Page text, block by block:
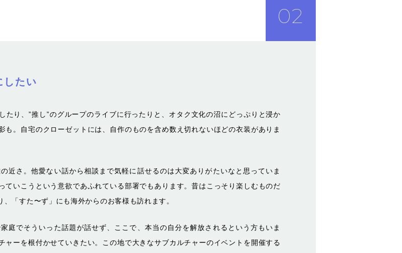
02
したい
たり、”推し”のグループのライブに行ったりと、オタク文化の沼にどっぷりと浸か
も。自宅のクローゼットには、自作のものを含め数え切れないほどの衣装がありま
近さ。他愛ない話から相談まで気軽に話せるのは大変ありがたいなと思っていま
ていこうという意欲であふれている部署でもあります。昔はこっそり楽しむものだ
「すた〜ず」にも海外からのお客様も訪れます。
庭でそういった話題が話せず、ここで、本当の自分を解放されるという方もいま
ャーを根付かせていきたい。この地で大きなサブカルチャーのイベントを開催する